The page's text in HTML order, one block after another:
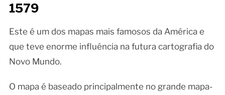
1579
Este é um dos mapas mais famosos da América e
que teve enorme influência na futura cartografia do
Novo Mundo.
O mapa é baseado principalmente no grande mapa-